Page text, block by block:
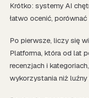
Krótko: systemy AI
łatwo ocenić,
Po pierwsze, liczy się
Platforma, która od lat
recenzjach i
wykorzystania niż